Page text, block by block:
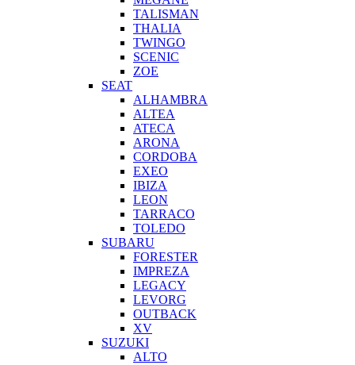
TALISMAN
THALIA
TWINGO
SCENIC
ZOE
SEAT
ALHAMBRA
ALTEA
ATECA
ARONA
CORDOBA
EXEO
IBIZA
LEON
TARRACO
TOLEDO
SUBARU
FORESTER
IMPREZA
LEGACY
LEVORG
OUTBACK
XV
SUZUKI
ALTO